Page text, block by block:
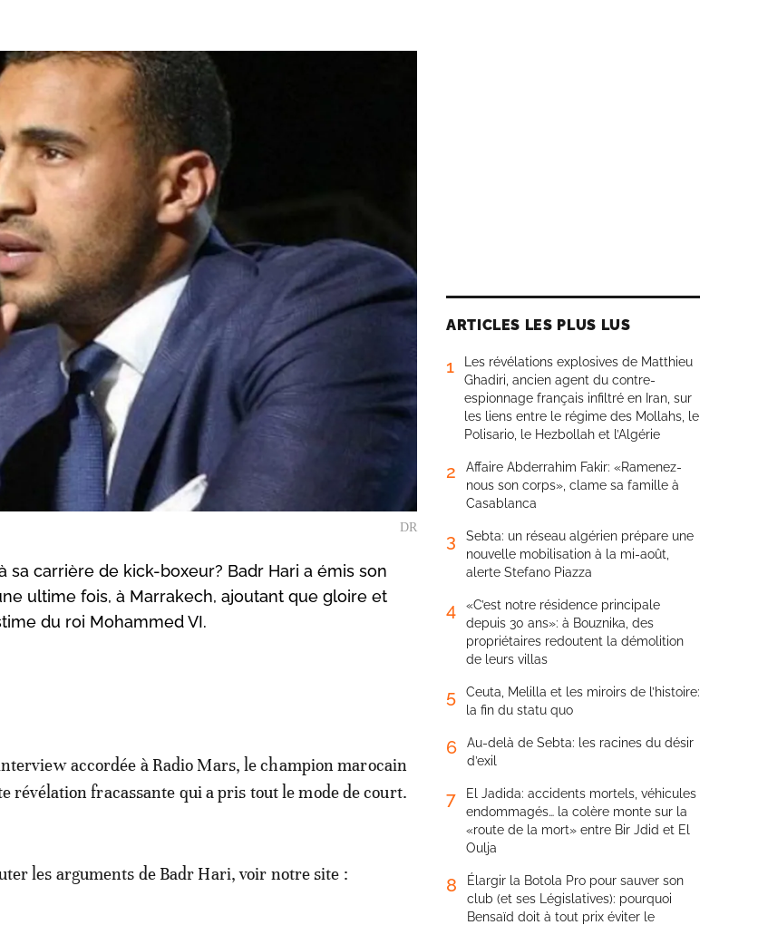
DR
carrière de kick-boxeur? Badr Hari a émis son
ultime fois, à Marrakech, ajoutant que gloire et
du roi Mohammed VI.
accordée à Radio Mars, le champion marocain
révélation fracassante qui a pris tout le mode de court.
les arguments de Badr Hari, voir notre site :
ARTICLES LES PLUS LUS
1
Les révélations explosives de Matthieu
Ghadiri, ancien agent du contre-
espionnage français infiltré en Iran, sur
les liens entre le régime des Mollahs, le
Polisario, le Hezbollah et l’Algérie
2
Affaire Abderrahim Fakir: «Ramenez-
nous son corps», clame sa famille à
Casablanca
3
Sebta: un réseau algérien prépare une
nouvelle mobilisation à la mi-août,
alerte Stefano Piazza
4
«C’est notre résidence principale
depuis 30 ans»: à Bouznika, des
propriétaires redoutent la démolition
de leurs villas
5
Ceuta, Melilla et les miroirs de l’histoire:
la fin du statu quo
6
Au-delà de Sebta: les racines du désir
d’exil
7
El Jadida: accidents mortels, véhicules
endommagés… la colère monte sur la
«route de la mort» entre Bir Jdid et El
Oulja
8
Élargir la Botola Pro pour sauver son
club (et ses Législatives): pourquoi
Bensaïd doit à tout prix éviter le